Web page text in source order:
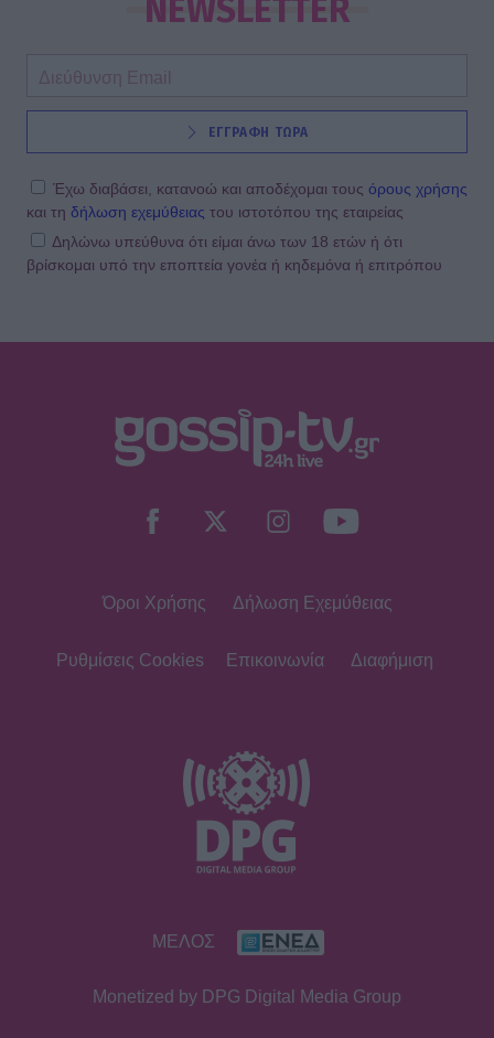
την πέτυχε στο πρόσωπο
SHOWBIZ
Αθηνά Οικονομάκου: Ποζάρει όλο
Μπόρα Μπόρα
SHOWBIZ
Κατερίνα Σαβράνη: Επιστρέφει στην
ποια σειρά θα τη δούμε
πάνω σε σκάφος και «ανάβει»
Η θεαματική μεταμόρφωση της
Αθηνάς New York - Μετά το
Bachelor... χρυσή στο bodybuilding
Μιχάλης Λεβεντογιάννης - Μιχαήλ
Ταμπακάκης: Σμίγουν ξανά
τηλεοπτικά στη νέα σειρά «Χαμένα
NEWSLETTER
ΕΓΓΡΑΦΗ ΤΩΡΑ
Έχω διαβάσει, κατανοώ και αποδέχομαι τους όρους χρήσης
και τη δήλωση εχεμύθειας του ιστοτόπου της εταιρείας
Δηλώνω υπεύθυνα ότι είμαι άνω των 18 ετών ή ότι
βρίσκομαι υπό την εποπτεία γονέα ή κηδεμόνα ή επιτρόπου
Όροι Χρήσης Δήλωση Εχεμύθειας
Ρυθμίσεις Cookies Επικοινωνία Διαφήμιση
ΜΕΛΟΣ
Monetized by DPG Digital Media Group